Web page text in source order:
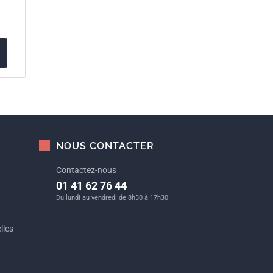
NOUS CONTACTER
Contactez-nous
01 41 62 76 44
Du lundi au vendredi de 8h30 à 17h30